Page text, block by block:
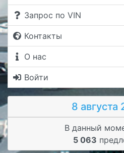
Запрос по VIN
Контакты
О нас
Войти
8 августа
В данный
5 063